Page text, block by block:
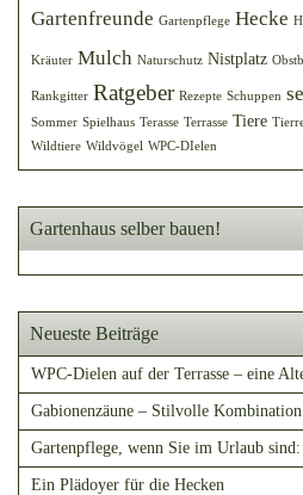
Gartenfreunde Gartenpflege Hecke
Kräuter Mulch Naturschutz Nistplatz
Rankgitter Ratgeber Rezepte Schuppen
Sommer Spielhaus Terasse Terrasse Tiere
Wildtiere Wildvögel WPC-DIelen
Gartenhaus selber bauen!
Neueste Beiträge
WPC-Dielen auf der Terrasse – eine
Gabionenzäune – Stilvolle
Gartenpflege, wenn Sie im Urlaub
Ein Plädoyer für die Hecken